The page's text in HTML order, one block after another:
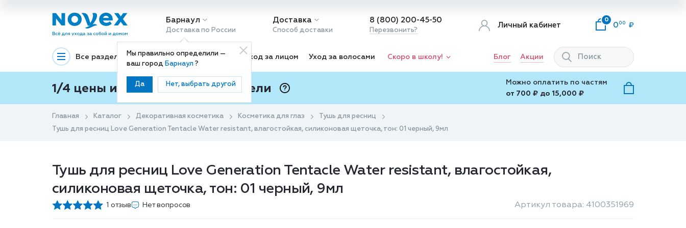
Барнаул
Доставка по России
Мы правильно определили —
ваш город Барнаул?
Да Нет, выбрать другой
Доставка
Способ доставки
8 (800) 200-45-50
Перезвонить?
Личный кабинет
0
0 00
Все разделы Декоративная косметика Уход за лицом Уход за волосами Скоро в школу! Блог Акции
1/4 цены и покупки ваши с Подели
Можно оплатить по частям
от 700 ₽ до 15,000 ₽
Главная Каталог Декоративная косметика Косметика для глаз
Тушь для ресниц
Тушь для ресниц Love Generation Tentacle Water resistant, влагостойкая, силиконовая щеточка, тон: 01 черный, 9мл
Тушь для ресниц Love Generation Tentacle Water resistant, влагостойкая,
силиконовая щеточка, тон: 01 черный, 9мл
1 отзыв Нет вопросов Артикул товара: 4100351969